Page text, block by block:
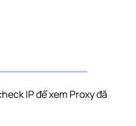
IP để xem Proxy đã